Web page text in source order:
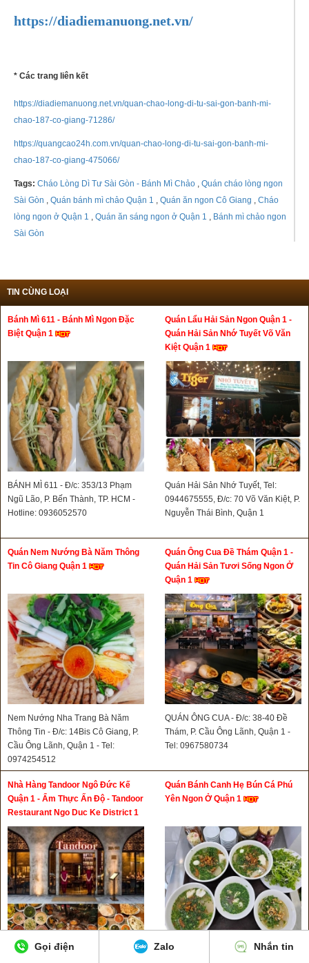
https://diadiemanuong.net.vn/
* Các trang liên kết
https://diadiemanuong.net.vn/quan-chao-long-di-tu-sai-gon-banh-mi-
chao-187-co-giang-71286/
https://quangcao24h.com.vn/quan-chao-long-di-tu-sai-gon-banh-mi-
chao-187-co-giang-475066/
Tags: Cháo Lòng Dì Tư Sài Gòn - Bánh Mì Chảo , Quán cháo lòng ngon
Sài Gòn , Quán bánh mì chảo Quận 1 , Quán ăn ngon Cô Giang , Cháo
lòng ngon ở Quận 1 , Quán ăn sáng ngon ở Quận 1 , Bánh mì chảo ngon
Sài Gòn
TIN CÙNG LOẠI
Bánh Mì 611 - Bánh Mì Ngon Đặc
Biệt Quận 1
BÁNH MÌ 611 - Đ/c: 353/13 Phạm
Ngũ Lão, P. Bến Thành, TP. HCM -
Hotline: 0936052570
Quán Lẩu Hải Sản Ngon Quận 1 -
Quán Hải Sản Nhớ Tuyết Võ Văn
Kiệt Quận 1
Quán Hải Sản Nhớ Tuyết, Tel:
0944675555, Đ/c: 70 Võ Văn Kiệt, P.
Nguyễn Thái Bình, Quận 1
Quán Nem Nướng Bà Năm Thông
Tin Cô Giang Quận 1
Nem Nướng Nha Trang Bà Năm
Thông Tin - Đ/c: 14Bis Cô Giang, P.
Cầu Ông Lãnh, Quận 1 - Tel:
0974254512
Quán Ông Cua Đề Thám Quận 1 -
Quán Hải Sản Tươi Sống Ngon Ở
Quận 1
QUÁN ÔNG CUA - Đ/c: 38-40 Đề
Thám, P. Cầu Ông Lãnh, Quận 1 -
Tel: 0967580734
Nhà Hàng Tandoor Ngô Đức Kế
Quận 1 - Ẩm Thực Ấn Độ - Tandoor
Restaurant Ngo Duc Ke District 1
Ho Chi Minh City
Nhà Hàng Tandoor - Đ/c: 39A – 39B
Quán Bánh Canh Hẹ Bún Cá Phú
Yên Ngon Ở Quận 1
Bánh Canh Hẹ - Bún Cá Phú Yên
Gọi điện Zalo Nhắn tin